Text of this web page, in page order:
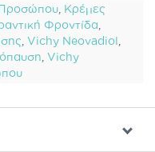
Προσώπου, Κρέμες
Φροντίδα,
, Vichy Neovadiol ,
, Vichy